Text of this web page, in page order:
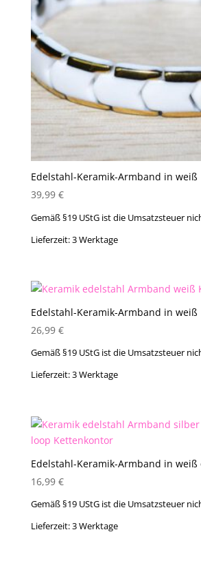
Edelstahl-Keramik-Armband in weiß
39,99 €
Gemäß §19 UStG ist die Umsatzsteuer
Lieferzeit:3 Werktage
Edelstahl-Keramik-Armband in weiß
26,99 €
Gemäß §19 UStG ist die Umsatzsteuer
Lieferzeit:3 Werktage
Edelstahl-Keramik-Armband in weiß
16,99 €
Gemäß §19 UStG ist die Umsatzsteuer
Lieferzeit:3 Werktage